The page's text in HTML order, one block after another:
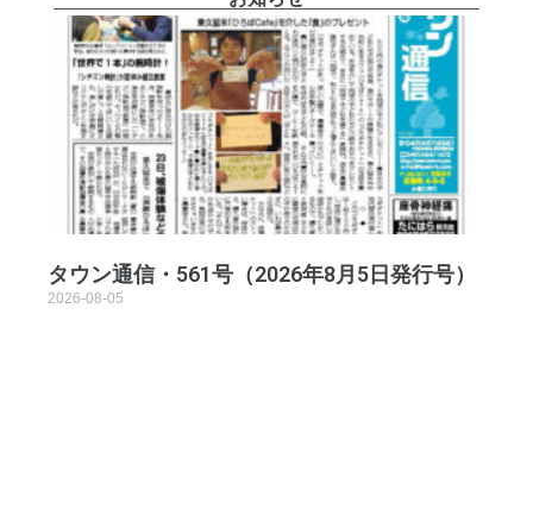
タウン通信・561号（2026年8月5日発行号）
2026-08-05